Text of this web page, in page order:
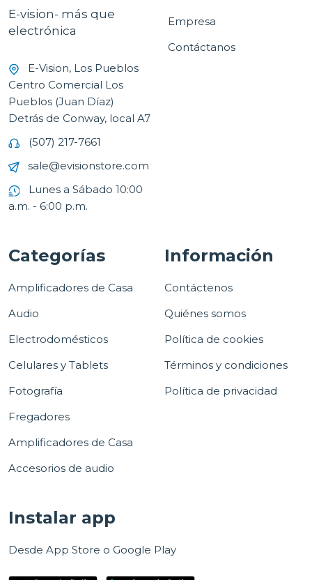
E-vision- más que
electrónica
E-Vision, Los Pueblos
Centro Comercial Los
Pueblos (Juan Díaz)
Detrás de Conway, local A7
(507) 217-7661
sale@evisionstore.com
Lunes a Sábado 10:00
a.m. - 6:00 p.m.
Empresa
Contáctanos
Categorías
Amplificadores de Casa
Audio
Electrodomésticos
Celulares y Tablets
Fotografía
Fregadores
Amplificadores de Casa
Accesorios de audio
Información
Contáctenos
Quiénes somos
Política de cookies
Términos y condiciones
Política de privacidad
Instalar app
Desde App Store o Google Play